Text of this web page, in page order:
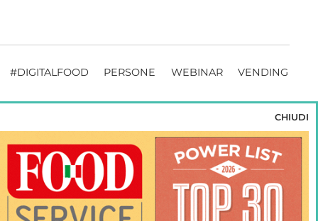
#DIGITALFOOD PERSONE WEBINAR VENDING
CHIUDI